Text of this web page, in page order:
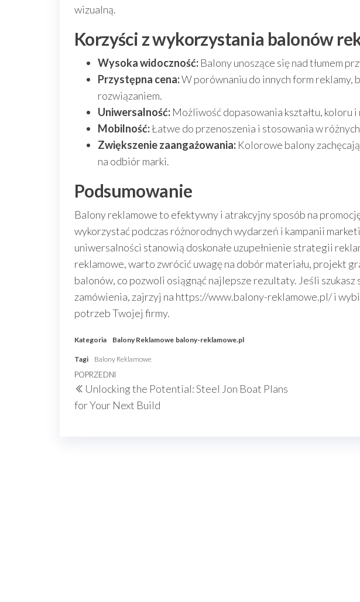
wizualną.
Korzyści z wykorzystania balonów
Wysoka widoczność: Balony unoszące się nad tłumem
Przystępna cena:W porównaniu do innych form reklamy,
rozwiązaniem.
Uniwersalność: Możliwość dopasowania kształtu, koloru
Mobilność:Łatwe do przenoszenia i stosowania w
Zwiększenie zaangażowania: Kolorowe balony
na odbiór marki.
Podsumowanie
Balony reklamowe to efektywny i atrakcyjny sposób na
wykorzystać podczas różnorodnych wydarzeń i kampanii
uniwersalności stanowią doskonałe uzupełnienie strategii
reklamowe, warto zwrócić uwagę na dobór materiału, projekt
balonów, co pozwoli osiągnąć najlepsze rezultaty. Jeśli
zamówienia, zajrzyj na https://www.balony-reklamowe.pl/ i
potrzeb Twojej firmy.
Kategoria Balony Reklamowe balony-reklamowe.pl
Tagi Balony Reklamowe
Nawigacja
wpisu
Poprzedni
wpis
POPRZEDNI
Unlocking the Potential: Steel Jon Boat Plans
for Your Next Build